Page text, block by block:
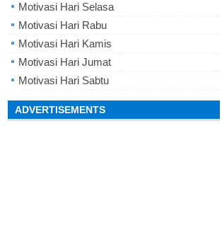
Motivasi Hari Selasa
Motivasi Hari Rabu
Motivasi Hari Kamis
Motivasi Hari Jumat
Motivasi Hari Sabtu
ADVERTISEMENTS